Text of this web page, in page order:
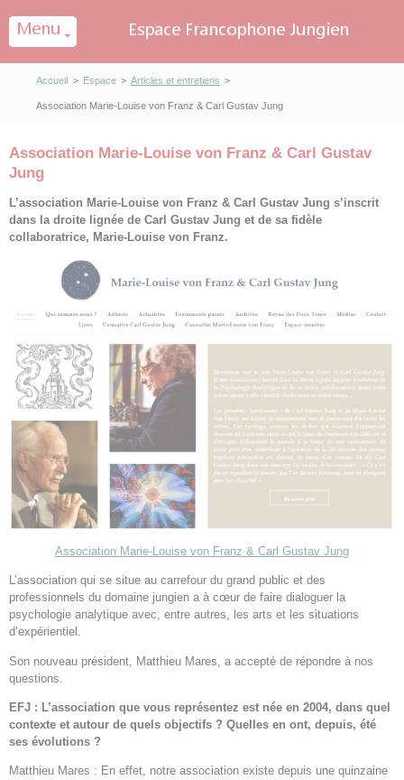
Accueil > Espace > Articles et entretiens >
Association Marie-Louise von Franz & Carl Gustav Jung
Association Marie-Louise von Franz & Carl Gustav
Jung
L’association Marie-Louise von Franz & Carl Gustav Jung s’inscrit
dans la droite lignée de Carl Gustav Jung et de sa fidèle
collaboratrice, Marie-Louise von Franz.
Association Marie-Louise von Franz & Carl Gustav Jung
L’association qui se situe au carrefour du grand public et des
professionnels du domaine jungien a à cœur de faire dialoguer la
psychologie analytique avec, entre autres, les arts et les situations
d’expérientiel.
Son nouveau président, Matthieu Mares, a accepté de répondre à nos
questions.
EFJ : L’association que vous représentez est née en 2004, dans quel
contexte et autour de quels objectifs ? Quelles en ont, depuis, été
ses évolutions ?
Matthieu Mares : En effet, notre association existe depuis une quinzaine